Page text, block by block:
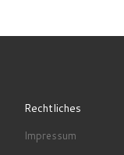
Rechtliches
Impressum